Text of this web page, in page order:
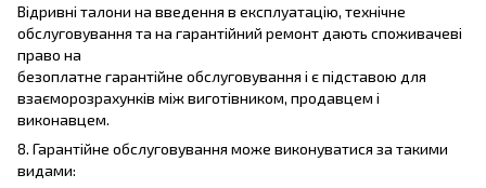
Відривні талони на введення в експлуатацію, технічне
обслуговування та на гарантійний ремонт дають споживачеві
право на
безоплатне гарантійне обслуговування і є підставою для
взаєморозрахунків між виготівником, продавцем і
виконавцем.
8. Гарантійне обслуговування може виконуватися за такими
видами: